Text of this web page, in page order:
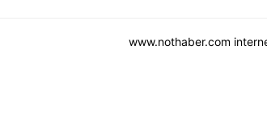
www.nothaber.com